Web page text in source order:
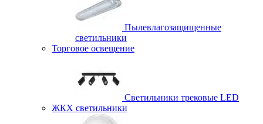
Пылевлагозащищенные
светильники
Торговое освещение
Светильники трековые LED
ЖКХ светильники